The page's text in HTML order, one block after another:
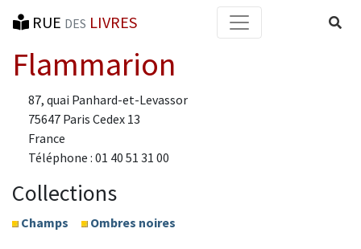
RUE DES LIVRES
Flammarion
87, quai Panhard-et-Levassor
75647 Paris Cedex 13
France
Téléphone : 01 40 51 31 00
Collections
Champs Ombres noires